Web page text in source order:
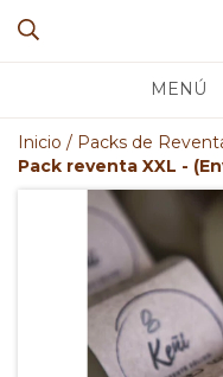
MENÚ
Inicio / Packs de
Pack reventa XXL -